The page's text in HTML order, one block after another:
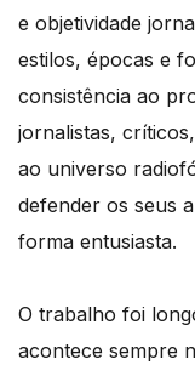
e objetividade
estilos, épocas e
consistência ao
jornalistas,
ao universo
defender os seus
forma entusiasta.
O trabalho foi
acontece sempre